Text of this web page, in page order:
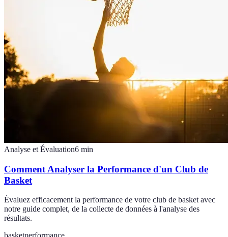
Analyse et Évaluation6 min
Comment Analyser la Performance d'un Club de
Basket
Évaluez efficacement la performance de votre club de basket avec
notre guide complet, de la collecte de données à l'analyse des
résultats.